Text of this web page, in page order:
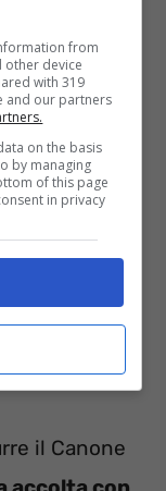
il Canone
from
other device
with 319
and our partners
on the basis
by managing
of this page
in privacy